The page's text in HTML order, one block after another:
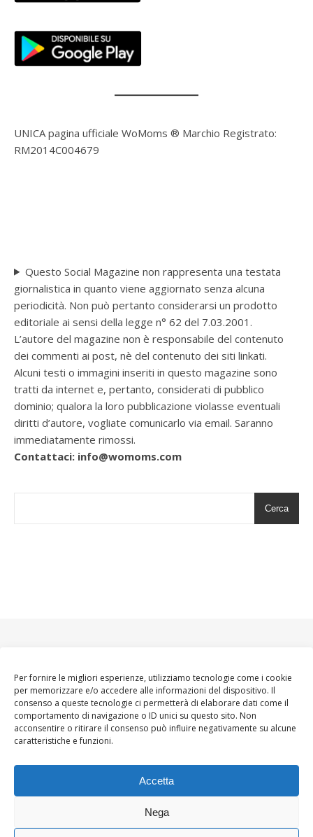
Per fornire le migliori esperienze, utilizziamo tecnologie come i cookie
per memorizzare e/o accedere alle informazioni del dispositivo. Il
consenso a queste tecnologie ci permetterà di elaborare dati come il
comportamento di navigazione o ID unici su questo sito. Non
acconsentire o ritirare il consenso può influire negativamente su alcune
caratteristiche e funzioni.
Accetta
Nega
UNICA pagina ufficiale WoMoms ® Marchio Registrato:
RM2014C004679
Questo Social Magazine non rappresenta una testata
giornalistica in quanto viene aggiornato senza alcuna
periodicità. Non può pertanto considerarsi un prodotto
editoriale ai sensi della legge n° 62 del 7.03.2001.
L’autore del magazine non è responsabile del contenuto
dei commenti ai post, nè del contenuto dei siti linkati.
Alcuni testi o immagini inseriti in questo magazine sono
tratti da internet e, pertanto, considerati di pubblico
dominio; qualora la loro pubblicazione violasse eventuali
diritti d’autore, vogliate comunicarlo via email. Saranno
immediatamente rimossi.
Contattaci: info@womoms.com
Cerca